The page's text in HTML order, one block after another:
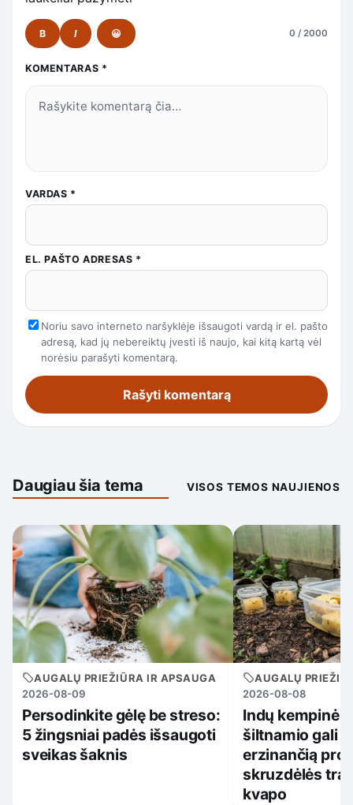
B I 😀 0 / 2000
KOMENTARAS *
VARDAS *
EL. PAŠTO ADRESAS *
Noriu savo interneto naršyklėje išsaugoti vardą ir el. pašto
adresą, kad jų nebereiktų įvesti iš naujo, kai kitą kartą vėl
norėsiu parašyti komentarą.
Daugiau šia tema VISOS TEMOS NAUJIENOS
AUGALŲ PRIEŽIŪRA IR APSAUGA
2026-08-09
Persodinkite gėlę be streso:
5 žingsniai padės išsaugoti
sveikas šaknis
AUGALŲ
2026-08-08
Indų
šiltnamio gali
erzinančią
skruzdėlės
kvapo